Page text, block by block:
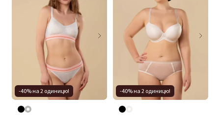
-40% на 2 одиницю! -40% на 2 одиницю!